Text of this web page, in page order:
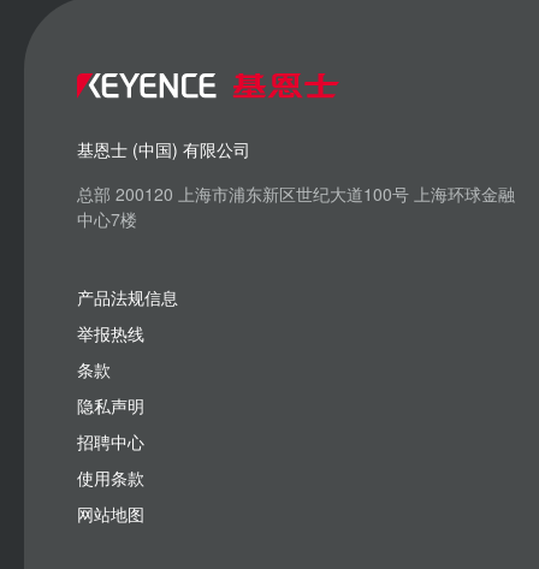
基恩士 (中国) 有限公司
总部 200120 上海市浦东新区世纪大道100号 上海环球金融
中心7楼
产品法规信息
举报热线
条款
隐私声明
招聘中心
使用条款
网站地图